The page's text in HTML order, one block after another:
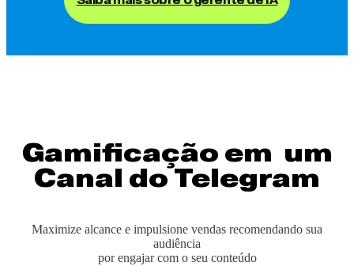
Gamificação em um
Canal do Telegram
Maximize alcance e impulsione vendas recomendando sua
audiência
por engajar com o seu conteúdo